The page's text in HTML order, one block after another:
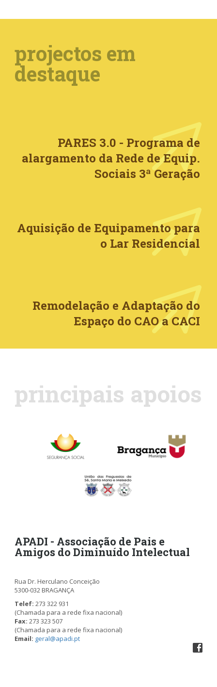
projectos em
destaque
PARES 3.0 - Programa de
alargamento da Rede de Equip.
Sociais 3ª Geração
Aquisição de Equipamento para
o Lar Residencial
Remodelação e Adaptação do
Espaço do CAO a CACI
principais apoios
APADI - Associação de Pais e
Amigos do Diminuído Intelectual
Rua Dr. Herculano Conceição
5300-032 BRAGANÇA
Telef: 273 322 931
(Chamada para a rede fixa nacional)
Fax: 273 323 507
(Chamada para a rede fixa nacional)
Email: geral@apadi.pt